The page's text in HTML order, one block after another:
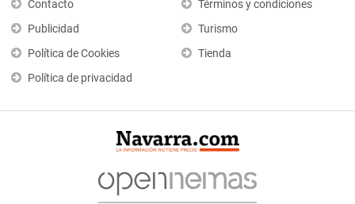
Contacto
Publicidad
Política de Cookies
Política de privacidad
Términos y condiciones
Turismo
Tienda